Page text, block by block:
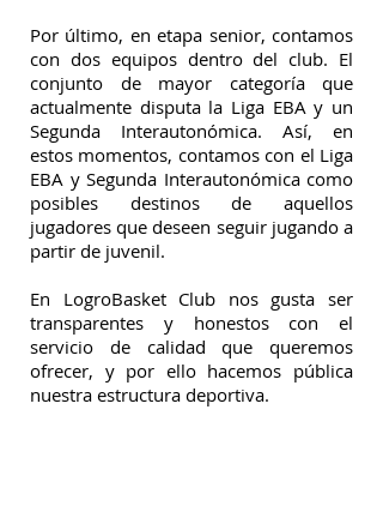
Por último, en etapa senior, contamos
con dos equipos dentro del club. El
conjunto de mayor categoría que
actualmente disputa la Liga EBA y un
Segunda Interautonómica. Así, en
estos momentos, contamos con el Liga
EBA y Segunda Interautonómica como
posibles destinos de aquellos
jugadores que deseen seguir jugando a
partir de juvenil.
En LogroBasket Club nos gusta ser
transparentes y honestos con el
servicio de calidad que queremos
ofrecer, y por ello hacemos pública
nuestra estructura deportiva.